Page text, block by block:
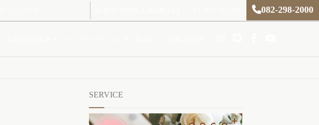
082-298-2000
SERVICE